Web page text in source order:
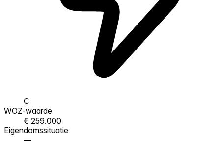
C
WOZ-waarde
€ 259.000
Eigendomssituatie
—